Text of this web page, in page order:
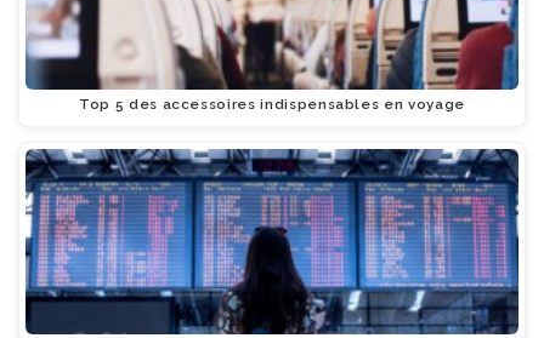
Top 5 des accessoires indispensables en voyage